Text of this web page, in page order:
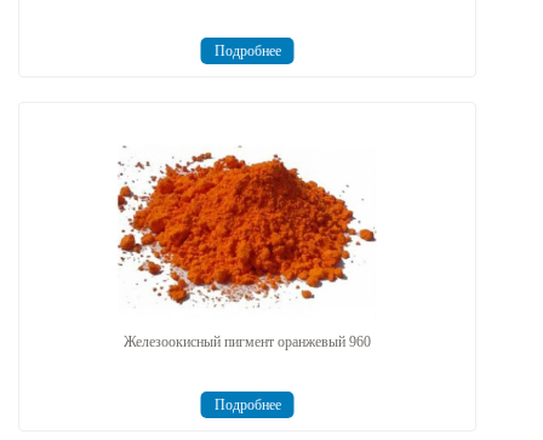
Подробнее
Железоокисный пигмент оранжевый 960
Подробнее